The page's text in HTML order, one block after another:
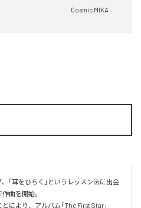
Cosmic MIKA
「耳をひらく」というレッスン法に出会
曲を開始。
により、アルバム「The First Star」